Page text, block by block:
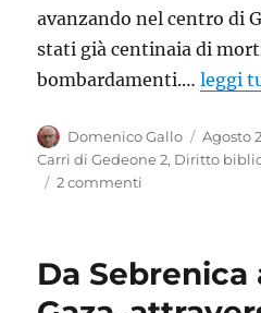
avanzando nel centro di
stati già centinaia di
bombardamenti.…leggi
Autore
Domenico Gallo
il
Agosto
Carri di Gedeone 2, Diritto
2 commenti
soluzione
Da Sebrenica